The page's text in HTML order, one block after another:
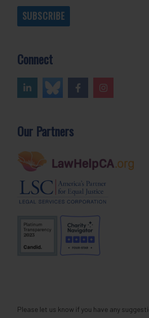
SUBSCRIBE
Connect
Our Partners
Please let us know if you have any